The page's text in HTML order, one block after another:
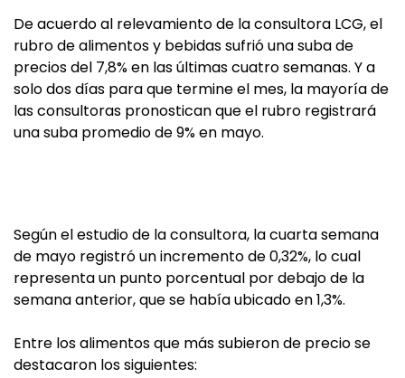
De acuerdo al relevamiento de la consultora LCG, el
rubro de alimentos y bebidas sufrió una suba de
precios del 7,8% en las últimas cuatro semanas. Y a
solo dos días para que termine el mes, la mayoría de
las consultoras pronostican que el rubro registrará
una suba promedio de 9% en mayo.
Según el estudio de la consultora, la cuarta semana
de mayo registró un incremento de 0,32%, lo cual
representa un punto porcentual por debajo de la
semana anterior, que se había ubicado en 1,3%.
Entre los alimentos que más subieron de precio se
destacaron los siguientes: